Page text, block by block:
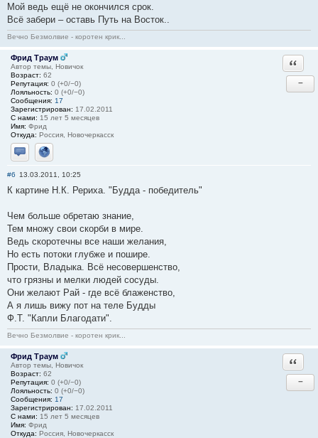
Мой ведь ещё не окончился срок.
Всё забери – оставь Путь на Восток..
Вечно Безмолвие - коротен крик...
Фрид Траум
Автор темы, Новичок
Возраст: 62
Репутация: 0 (+0/−0)
Лояльность: 0 (+0/−0)
Сообщения: 17
Зарегистрирован: 17.02.2011
С нами: 15 лет 5 месяцев
Имя: Фрид
Откуда: Россия, Новочеркасск
Отправить личное сообщение
Сайт
−
#6 13.03.2011, 10:25
К картине Н.К. Рериха. "Будда - победитель"
Чем больше обретаю знание,
Тем множу свои скорби в мире.
Ведь скоротечны все наши желания,
Но есть потоки глубже и пошире.
Прости, Владыка. Всё несовершенство,
что грязны и мелки людей сосуды.
Они желают Рай - где всё блаженство,
А я лишь вижу пот на теле Будды
Ф.Т. "Капли Благодати".
Вечно Безмолвие - коротен крик...
Фрид Траум
Автор темы, Новичок
Возраст: 62
Репутация: 0 (+0/−0)
Лояльность: 0 (+0/−0)
Сообщения: 17
Зарегистрирован: 17.02.2011
С нами: 15 лет 5 месяцев
Имя: Фрид
Откуда: Россия, Новочеркасск
−